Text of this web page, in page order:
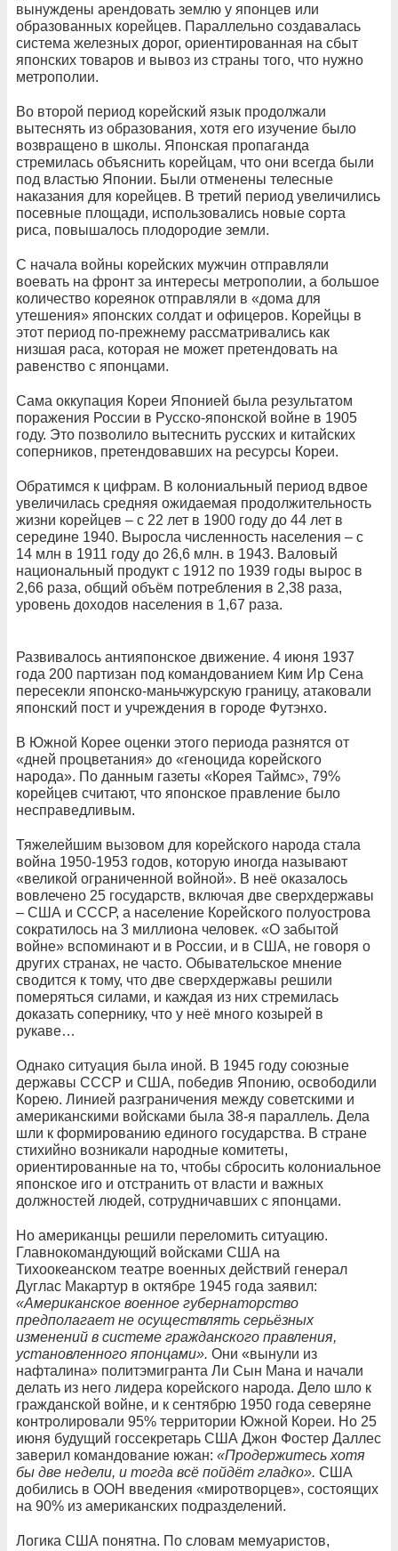
вынуждены арендовать землю у японцев или
образованных корейцев. Параллельно создавалась
система железных дорог, ориентированная на сбыт
японских товаров и вывоз из страны того, что нужно
метрополии.
Во второй период корейский язык продолжали
вытеснять из образования, хотя его изучение было
возвращено в школы. Японская пропаганда
стремилась объяснить корейцам, что они всегда были
под властью Японии. Были отменены телесные
наказания для корейцев. В третий период увеличились
посевные площади, использовались новые сорта
риса, повышалось плодородие земли.
С начала войны корейских мужчин отправляли
воевать на фронт за интересы метрополии, а большое
количество кореянок отправляли в «дома для
утешения» японских солдат и офицеров. Корейцы в
этот период по-прежнему рассматривались как
низшая раса, которая не может претендовать на
равенство с японцами.
Сама оккупация Кореи Японией была результатом
поражения России в Русско-японской войне в 1905
году. Это позволило вытеснить русских и китайских
соперников, претендовавших на ресурсы Кореи.
Обратимся к цифрам. В колониальный период вдвое
увеличилась средняя ожидаемая продолжительность
жизни корейцев – с 22 лет в 1900 году до 44 лет в
середине 1940. Выросла численность населения – с
14 млн в 1911 году до 26,6 млн. в 1943. Валовый
национальный продукт с 1912 по 1939 годы вырос в
2,66 раза, общий объём потребления в 2,38 раза,
уровень доходов населения в 1,67 раза.
Развивалось антияпонское движение. 4 июня 1937
года 200 партизан под командованием Ким Ир Сена
пересекли японско-маньчжурскую границу, атаковали
японский пост и учреждения в городе Футэнхо.
В Южной Корее оценки этого периода разнятся от
«дней процветания» до «геноцида корейского
народа». По данным газеты «Корея Таймс», 79%
корейцев считают, что японское правление было
несправедливым.
Тяжелейшим вызовом для корейского народа стала
война 1950-1953 годов, которую иногда называют
«великой ограниченной войной». В неё оказалось
вовлечено 25 государств, включая две сверхдержавы
– США и СССР, а население Корейского полуострова
сократилось на 3 миллиона человек. «О забытой
войне» вспоминают и в России, и в США, не говоря о
других странах, не часто. Обывательское мнение
сводится к тому, что две сверхдержавы решили
померяться силами, и каждая из них стремилась
доказать сопернику, что у неё много козырей в
рукаве…
Однако ситуация была иной. В 1945 году союзные
державы СССР и США, победив Японию, освободили
Корею. Линией разграничения между советскими и
американскими войсками была 38-я параллель. Дела
шли к формированию единого государства. В стране
стихийно возникали народные комитеты,
ориентированные на то, чтобы сбросить колониальное
японское иго и отстранить от власти и важных
должностей людей, сотрудничавших с японцами.
Но американцы решили переломить ситуацию.
Главнокомандующий войсками США на
Тихоокеанском театре военных действий генерал
Дуглас Макартур в октябре 1945 года заявил:
«Американское военное губернаторство
предполагает не осуществлять серьёзных
изменений в системе гражданского правления,
установленного японцами». Они «вынули из
нафталина» политэмигранта Ли Сын Мана и начали
делать из него лидера корейского народа. Дело шло к
гражданской войне, и к сентябрю 1950 года северяне
контролировали 95% территории Южной Кореи. Но 25
июня будущий госсекретарь США Джон Фостер Даллес
заверил командование южан: «Продержитесь хотя
бы две недели, и тогда всё пойдёт гладко». США
добились в ООН введения «миротворцев», состоящих
на 90% из американских подразделений.
Логика США понятна. По словам мемуаристов,